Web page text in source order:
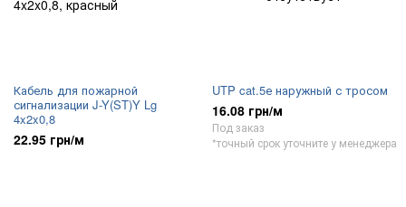
Кабель для пожарной
сигнализации J-Y(ST)Y Lg
4x2x0,8
22.95 грн/м
UTP cat.5е наружный с тросом
16.08 грн/м
Под заказ
*точный срок уточните у менеджера